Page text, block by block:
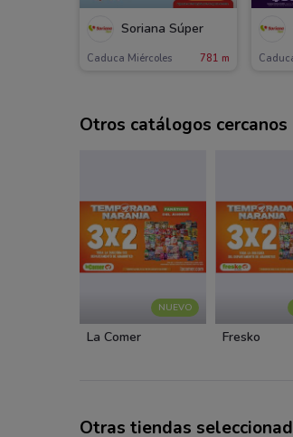
Soriana Súper
Caduca Miércoles 781 m
Otros catálogos cercanos
NUEVO
La Comer Fresko
Otras tiendas